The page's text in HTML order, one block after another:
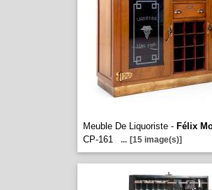
Meuble De Liquoriste - Félix
CP-161
... [15 image(s)]